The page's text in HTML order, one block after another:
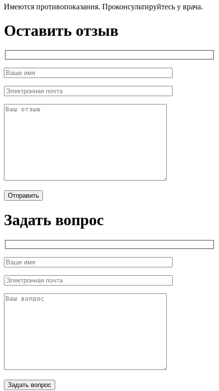
Имеются противопоказания. Проконсультируйтесь у врача.
Оставить отзыв
Задать вопрос